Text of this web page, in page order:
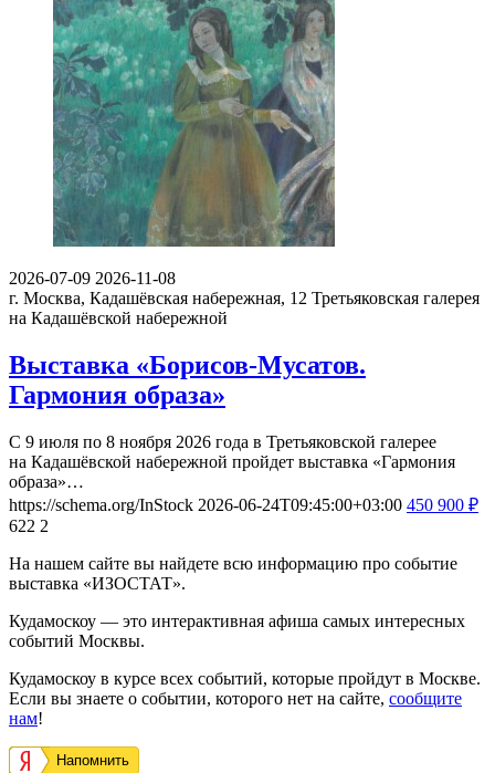
2026-07-09 2026-11-08
г. Москва, Кадашёвская набережная, 12 Третьяковская галерея
на Кадашёвской набережной
Выставка «Борисов-Мусатов.
Гармония образа»
С 9 июля по 8 ноября 2026 года в Третьяковской галерее
на Кадашёвской набережной пройдет выставка «Гармония
образа»…
https://schema.org/InStock 2026-06-24T09:45:00+03:00 450 900 ₽
622 2
На нашем сайте вы найдете всю информацию про событие
выставка «ИЗОСТАТ».
Кудамоскоу — это интерактивная афиша самых интересных
событий Москвы.
Кудамоскоу в курсе всех событий, которые пройдут в Москве.
Если вы знаете о событии, которого нет на сайте, сообщите
нам!
Напомнить